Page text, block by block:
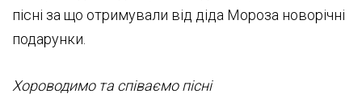
пісні за що отримували від діда Мороза новорічні
подарунки.
Хороводимо та співаємо пісні